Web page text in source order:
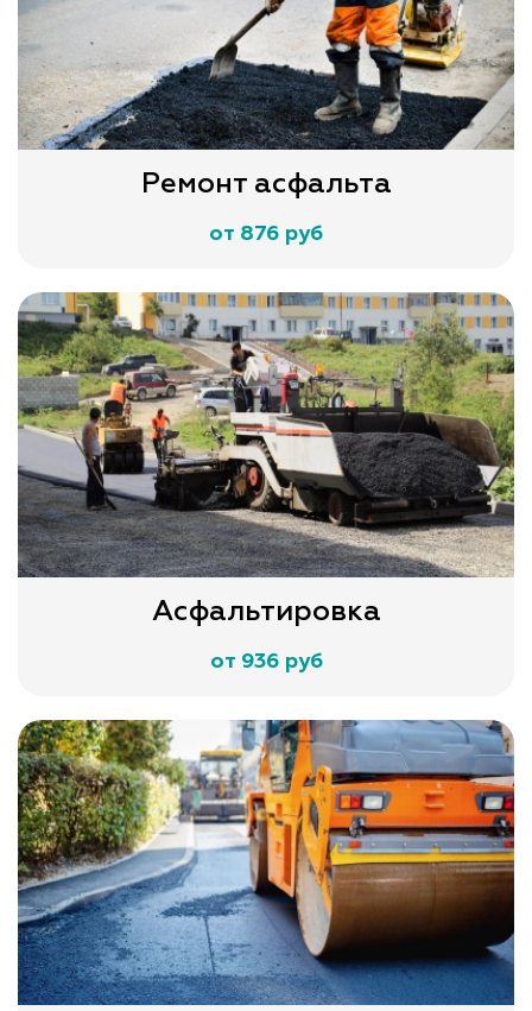
Ремонт асфальта
от 876 руб
Асфальтировка
от 936 руб